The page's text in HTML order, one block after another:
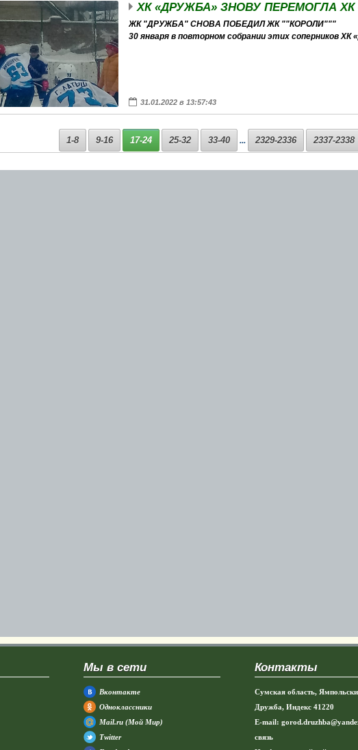
ХК «ДРУЖБА» ЗНОВУ ПЕРЕМОГЛА ХК
ЖК "ДРУЖБА" СНОВА ПОБЕДИЛ ЖК ""КОРОЛИ"""
30 января в повторном собрании этих соперников ХК
31.01.2022 в 13:57:43
1-8 9-16 17-24 25-32 33-40 ... 2329-2336 2337-2338
Мы в сети
Вконтакте
Одноклассники
Mail.ru (Мой Мир)
Twitter
Контакты
Сумская область,
Дружба, Индекс 41220
E-mail:
связь